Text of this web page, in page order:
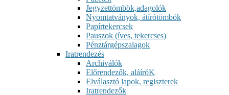
Jegyzettömbök,adagolók
Nyomtatványok, átírótömbök
Papírtekercsek
Pauszok (íves, tekercses)
Pénztárgépszalagok
Iratrendezés
Archiválók
Előrendezők, aláíróK
Elválasztó lapok, regiszterek
Iratrendezők